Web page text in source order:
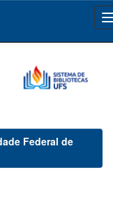
Federal de